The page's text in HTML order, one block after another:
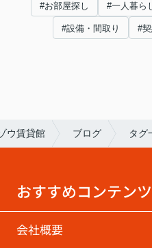
#お部屋探し #一人暮ら
#設備・間取り #
ウ賃貸館 ブログ タグ
おすすめコンテンツ
会社概要